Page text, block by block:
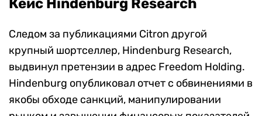
Кейс Hindenburg Research
Следом за публикациями Citron другой
крупный шортселлер, Hindenburg Research,
выдвинул претензии в адрес Freedom Holding.
Hindenburg опубликовал отчет с обвинениями в
якобы обходе санкций, манипулировании